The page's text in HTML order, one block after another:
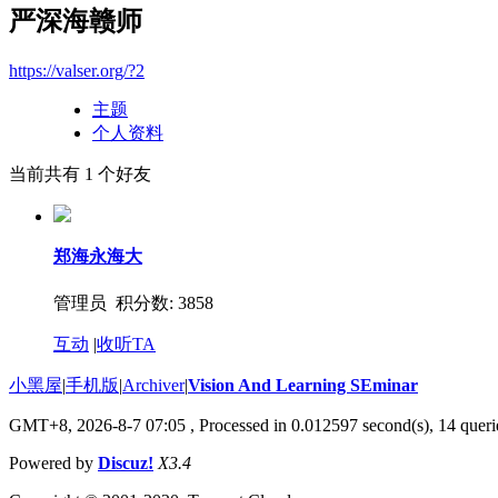
严深海赣师
https://valser.org/?2
主题
个人资料
当前共有 1 个好友
郑海永海大
管理员 积分数: 3858
互动 |收听TA
小黑屋|手机版|Archiver|Vision And Learning SEminar
GMT+8, 2026-8-7 07:05 , Processed in 0.012597 second(s), 14
Powered by Discuz! X3.4